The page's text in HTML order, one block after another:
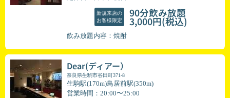
新規来店の
お客様限定
90分飲み放題
3,000円(税込)
飲み放題内容：焼酎
Dear(ディアー）
奈良県生駒市谷田町371-8
生駒駅(170m)鳥居前駅(350m)
営業時間：20:00〜25:00